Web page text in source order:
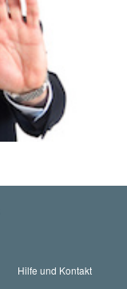
Hilfe und Kontakt